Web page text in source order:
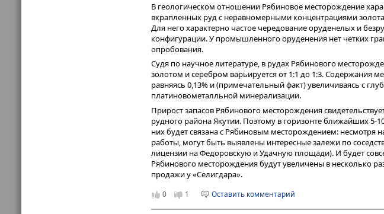
В геологическом отношении Рябиновое месторождение
вкрапленных руд с неравномерными концентрациями
Для него характерно частое чередование оруденелых и
конфигурации. У промышленного оруденения нет четких
опробования.
Судя по научное литературе, в рудах Рябинового
золотом и серебром варьируется от 1:1 до 1:3. Содержания
равняясь 0,13% и (примечательный факт) увеличиваясь с
платиновометалльной минерализации.
Прирост запасов Рябинового месторождения
рудного района Якутии. Поэтому в горизонте ближайших 5-
них будет связана с Рябиновым месторождением: несмотря
работы, могут быть выявлены интересные залежи по
лицензии на Федоровскую и Удачную площади). И будет
Рябинового месторождения будут увеличены в несколько
продажи у «Селигдара».
0 1 Оставить комментарий